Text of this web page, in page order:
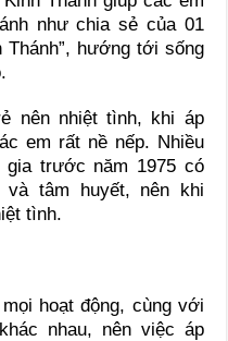
như chia sẻ của 01
Thánh”, hướng tới sống
nên nhiệt tình, khi áp
em rất nề nếp. Nhiều
trước năm 1975 có
và tâm huyết, nên khi
tình.
hoạt động, cùng với
nhau, nên việc áp